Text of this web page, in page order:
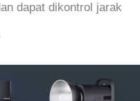
dapat dikontrol jarak